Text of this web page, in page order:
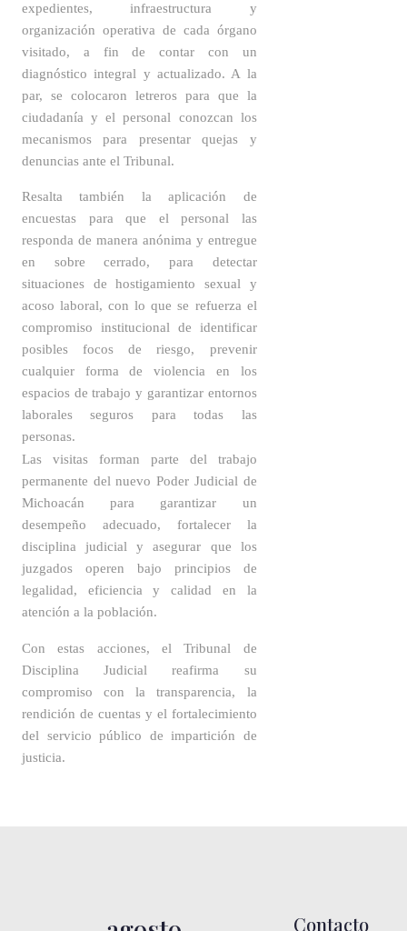
expedientes, infraestructura y
organización operativa de cada órgano
visitado, a fin de contar con un
diagnóstico integral y actualizado. A la
par, se colocaron letreros para que la
ciudadanía y el personal conozcan los
mecanismos para presentar quejas y
denuncias ante el Tribunal.
Resalta también la aplicación de
encuestas para que el personal las
responda de manera anónima y entregue
en sobre cerrado, para detectar
situaciones de hostigamiento sexual y
acoso laboral, con lo que se refuerza el
compromiso institucional de identificar
posibles focos de riesgo, prevenir
cualquier forma de violencia en los
espacios de trabajo y garantizar entornos
laborales seguros para todas las
personas.
Las visitas forman parte del trabajo
permanente del nuevo Poder Judicial de
Michoacán para garantizar un
desempeño adecuado, fortalecer la
disciplina judicial y asegurar que los
juzgados operen bajo principios de
legalidad, eficiencia y calidad en la
atención a la población.
Con estas acciones, el Tribunal de
Disciplina Judicial reafirma su
compromiso con la transparencia, la
rendición de cuentas y el fortalecimiento
del servicio público de impartición de
justicia.
Contacto